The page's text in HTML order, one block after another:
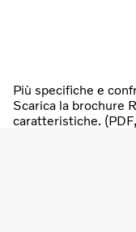
Più specifiche e
Scarica la brochure
caratteristiche.